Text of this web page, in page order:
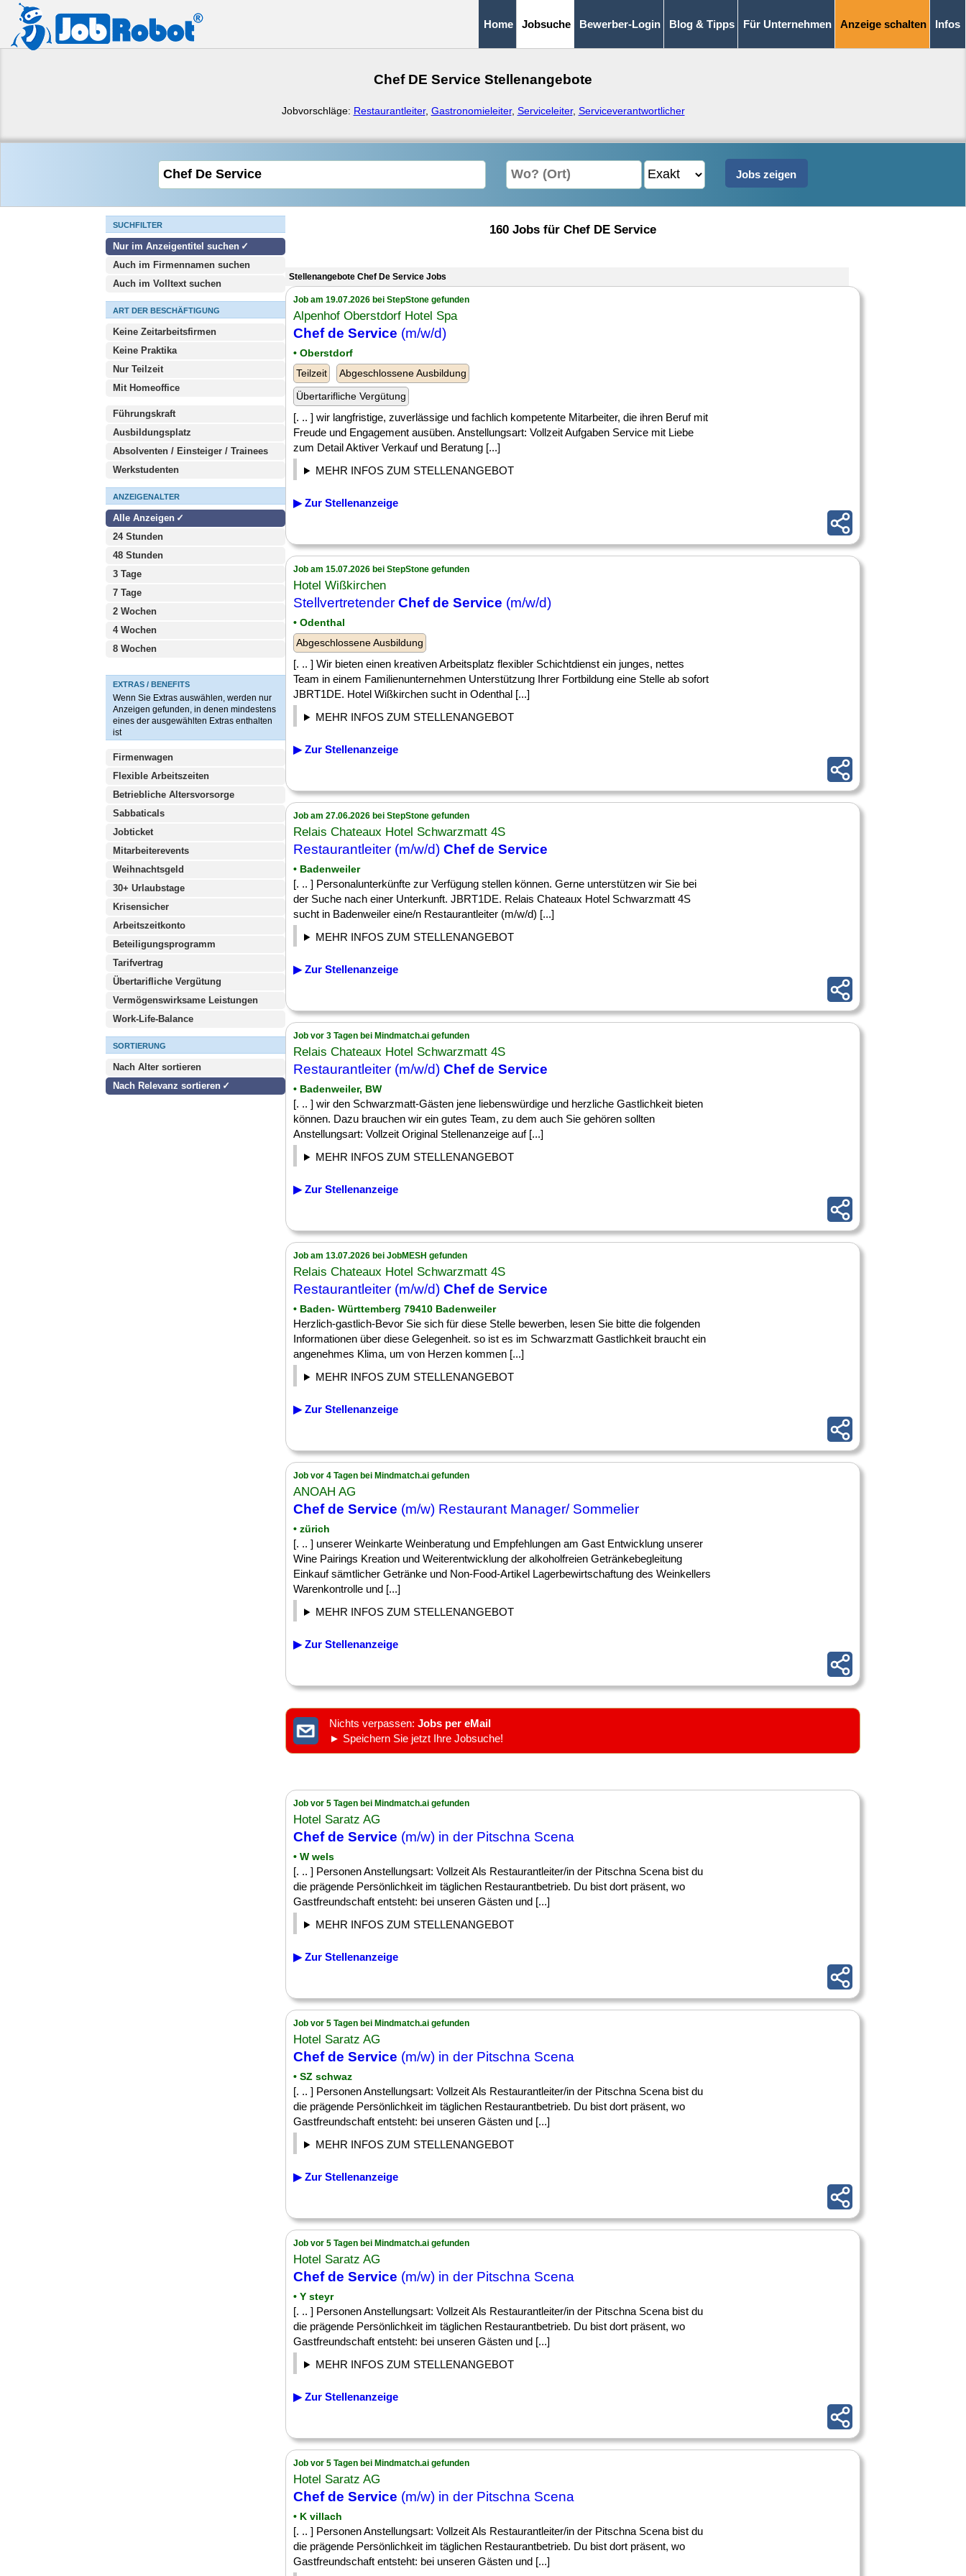
Home Jobsuche Bewerber-Login Blog & Tipps Für Unternehmen Anzeige schalten Infos
Chef DE Service Stellenangebote
Jobvorschläge: Restaurantleiter, Gastronomieleiter, Serviceleiter, Serviceverantwortlicher
SUCHFILTER
Nur im Anzeigentitel suchen
Auch im Firmennamen suchen
Auch im Volltext suchen
ART DER BESCHÄFTIGUNG
Keine Zeitarbeitsfirmen
Keine Praktika
Nur Teilzeit
Mit Homeoffice
Führungskraft
Ausbildungsplatz
Absolventen / Einsteiger / Trainees
Werkstudenten
ANZEIGENALTER
Alle Anzeigen
24 Stunden
48 Stunden
3 Tage
7 Tage
2 Wochen
4 Wochen
8 Wochen
EXTRAS / BENEFITS
Wenn Sie Extras auswählen, werden nur
Anzeigen gefunden, in denen mindestens
eines der ausgewählten Extras enthalten
ist
Firmenwagen
Flexible Arbeitszeiten
Betriebliche Altersvorsorge
Sabbaticals
Jobticket
Mitarbeiterevents
Weihnachtsgeld
30+ Urlaubstage
Krisensicher
Arbeitszeitkonto
Beteiligungsprogramm
Tarifvertrag
Übertarifliche Vergütung
Vermögenswirksame Leistungen
Work-Life-Balance
SORTIERUNG
Nach Alter sortieren
Nach Relevanz sortieren
160 Jobs für Chef DE Service
Stellenangebote Chef De Service Jobs
Job am 19.07.2026 bei StepStone gefunden
Alpenhof Oberstdorf Hotel Spa
Chef de Service (m/w/d)
• Oberstdorf
Teilzeit
Abgeschlossene Ausbildung
Übertarifliche Vergütung
[. .. ] wir langfristige, zuverlässige und fachlich kompetente Mitarbeiter, die ihren Beruf mit
Freude und Engagement ausüben. Anstellungsart: Vollzeit Aufgaben Service mit Liebe
zum Detail Aktiver Verkauf und Beratung [...]
MEHR INFOS ZUM STELLENANGEBOT
▶ Zur Stellenanzeige
Job am 15.07.2026 bei StepStone gefunden
Hotel Wißkirchen
Stellvertretender Chef de Service (m/w/d)
• Odenthal
Abgeschlossene Ausbildung
[. .. ] Wir bieten einen kreativen Arbeitsplatz flexibler Schichtdienst ein junges, nettes
Team in einem Familienunternehmen Unterstützung Ihrer Fortbildung eine Stelle ab sofort
JBRT1DE. Hotel Wißkirchen sucht in Odenthal [...]
MEHR INFOS ZUM STELLENANGEBOT
▶ Zur Stellenanzeige
Job am 27.06.2026 bei StepStone gefunden
Relais Chateaux Hotel Schwarzmatt 4S
Restaurantleiter (m/w/d) Chef de Service
• Badenweiler
[. .. ] Personalunterkünfte zur Verfügung stellen können. Gerne unterstützen wir Sie bei
der Suche nach einer Unterkunft. JBRT1DE. Relais Chateaux Hotel Schwarzmatt 4S
sucht in Badenweiler eine/n Restaurantleiter (m/w/d) [...]
MEHR INFOS ZUM STELLENANGEBOT
▶ Zur Stellenanzeige
Job vor 3 Tagen bei Mindmatch.ai gefunden
Relais Chateaux Hotel Schwarzmatt 4S
Restaurantleiter (m/w/d) Chef de Service
• Badenweiler, BW
[. .. ] wir den Schwarzmatt-Gästen jene liebenswürdige und herzliche Gastlichkeit bieten
können. Dazu brauchen wir ein gutes Team, zu dem auch Sie gehören sollten
Anstellungsart: Vollzeit Original Stellenanzeige auf [...]
MEHR INFOS ZUM STELLENANGEBOT
▶ Zur Stellenanzeige
Job am 13.07.2026 bei JobMESH gefunden
Relais Chateaux Hotel Schwarzmatt 4S
Restaurantleiter (m/w/d) Chef de Service
• Baden- Württemberg 79410 Badenweiler
Herzlich-gastlich-Bevor Sie sich für diese Stelle bewerben, lesen Sie bitte die folgenden
Informationen über diese Gelegenheit. so ist es im Schwarzmatt Gastlichkeit braucht ein
angenehmes Klima, um von Herzen kommen [...]
MEHR INFOS ZUM STELLENANGEBOT
▶ Zur Stellenanzeige
Job vor 4 Tagen bei Mindmatch.ai gefunden
ANOAH AG
Chef de Service (m/w) Restaurant Manager/ Sommelier
• zürich
[. .. ] unserer Weinkarte Weinberatung und Empfehlungen am Gast Entwicklung unserer
Wine Pairings Kreation und Weiterentwicklung der alkoholfreien Getränkebegleitung
Einkauf sämtlicher Getränke und Non-Food-Artikel Lagerbewirtschaftung des Weinkellers
Warenkontrolle und [...]
MEHR INFOS ZUM STELLENANGEBOT
▶ Zur Stellenanzeige
Nichts verpassen: Jobs per eMail
► Speichern Sie jetzt Ihre Jobsuche!
Job vor 5 Tagen bei Mindmatch.ai gefunden
Hotel Saratz AG
Chef de Service (m/w) in der Pitschna Scena
• W wels
[. .. ] Personen Anstellungsart: Vollzeit Als Restaurantleiter/in der Pitschna Scena bist du
die prägende Persönlichkeit im täglichen Restaurantbetrieb. Du bist dort präsent, wo
Gastfreundschaft entsteht: bei unseren Gästen und [...]
MEHR INFOS ZUM STELLENANGEBOT
▶ Zur Stellenanzeige
Job vor 5 Tagen bei Mindmatch.ai gefunden
Hotel Saratz AG
Chef de Service (m/w) in der Pitschna Scena
• SZ schwaz
[. .. ] Personen Anstellungsart: Vollzeit Als Restaurantleiter/in der Pitschna Scena bist du
die prägende Persönlichkeit im täglichen Restaurantbetrieb. Du bist dort präsent, wo
Gastfreundschaft entsteht: bei unseren Gästen und [...]
MEHR INFOS ZUM STELLENANGEBOT
▶ Zur Stellenanzeige
Job vor 5 Tagen bei Mindmatch.ai gefunden
Hotel Saratz AG
Chef de Service (m/w) in der Pitschna Scena
• Y steyr
[. .. ] Personen Anstellungsart: Vollzeit Als Restaurantleiter/in der Pitschna Scena bist du
die prägende Persönlichkeit im täglichen Restaurantbetrieb. Du bist dort präsent, wo
Gastfreundschaft entsteht: bei unseren Gästen und [...]
MEHR INFOS ZUM STELLENANGEBOT
▶ Zur Stellenanzeige
Job vor 5 Tagen bei Mindmatch.ai gefunden
Hotel Saratz AG
Chef de Service (m/w) in der Pitschna Scena
• K villach
[. .. ] Personen Anstellungsart: Vollzeit Als Restaurantleiter/in der Pitschna Scena bist du
die prägende Persönlichkeit im täglichen Restaurantbetrieb. Du bist dort präsent, wo
Gastfreundschaft entsteht: bei unseren Gästen und [...]